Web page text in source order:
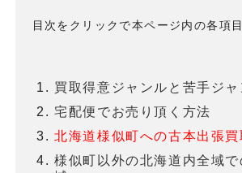
目次をクリックで本ページ内の各項
買取得意ジャンルと苦手ジャ
宅配便でお売り頂く方法
北海道様似町への古本出張買
様似町以外の北海道内全域